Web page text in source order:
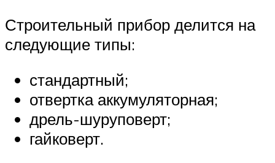
Строительный прибор делится на
следующие типы:
стандартный;
отвертка аккумуляторная;
дрель-шуруповерт;
гайковерт.